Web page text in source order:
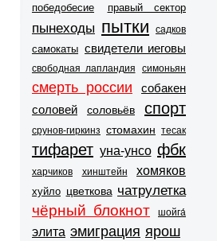
победобесие правый сектор
пынеходы пытки садков
самокаты свидетели иеговы
свободная лапландия симоньян
смерть россии
собакен
соловей
соловьёв спорт
срунов-гиркинз стомахин тесак
тифарет уна-унсо фбк
харчиков хинштейн хомяков
хуйло цветкова чатрулетка
чёрный блокнот шойга́
элита эмиграция ярош